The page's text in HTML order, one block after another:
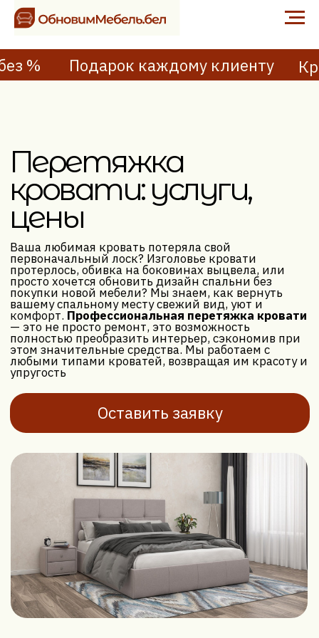
Кредит под 4%
Подарок каждому клиенту
%
цены
Оставить заявку
Ваша любимая кровать потеряла свой
первоначальный лоск? Изголовье кровати
протерлось, обивка на боковинах выцвела, или
просто хочется обновить дизайн спальни без
покупки новой мебели? Мы знаем, как вернуть
вашему спальному месту свежий вид, уют и
комфорт. Профессиональная перетяжка кровати
— это не просто ремонт, это возможность
полностью преобразить интерьер, сэкономив при
этом значительные средства. Мы работаем с
любыми типами кроватей, возвращая им красоту и
упругость
Когда речь идет о перетяжке кровати,
мы предлагаем полный спектр услуг, чтобы ваше
спальное место выглядело и ощущалось идеально.
Это не просто замена ткани, а тщательная работа
над каждым элементом
Что входит в услугу
перетяжки кровати?